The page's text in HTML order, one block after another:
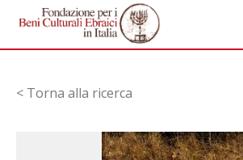
< Torna alla ricerca